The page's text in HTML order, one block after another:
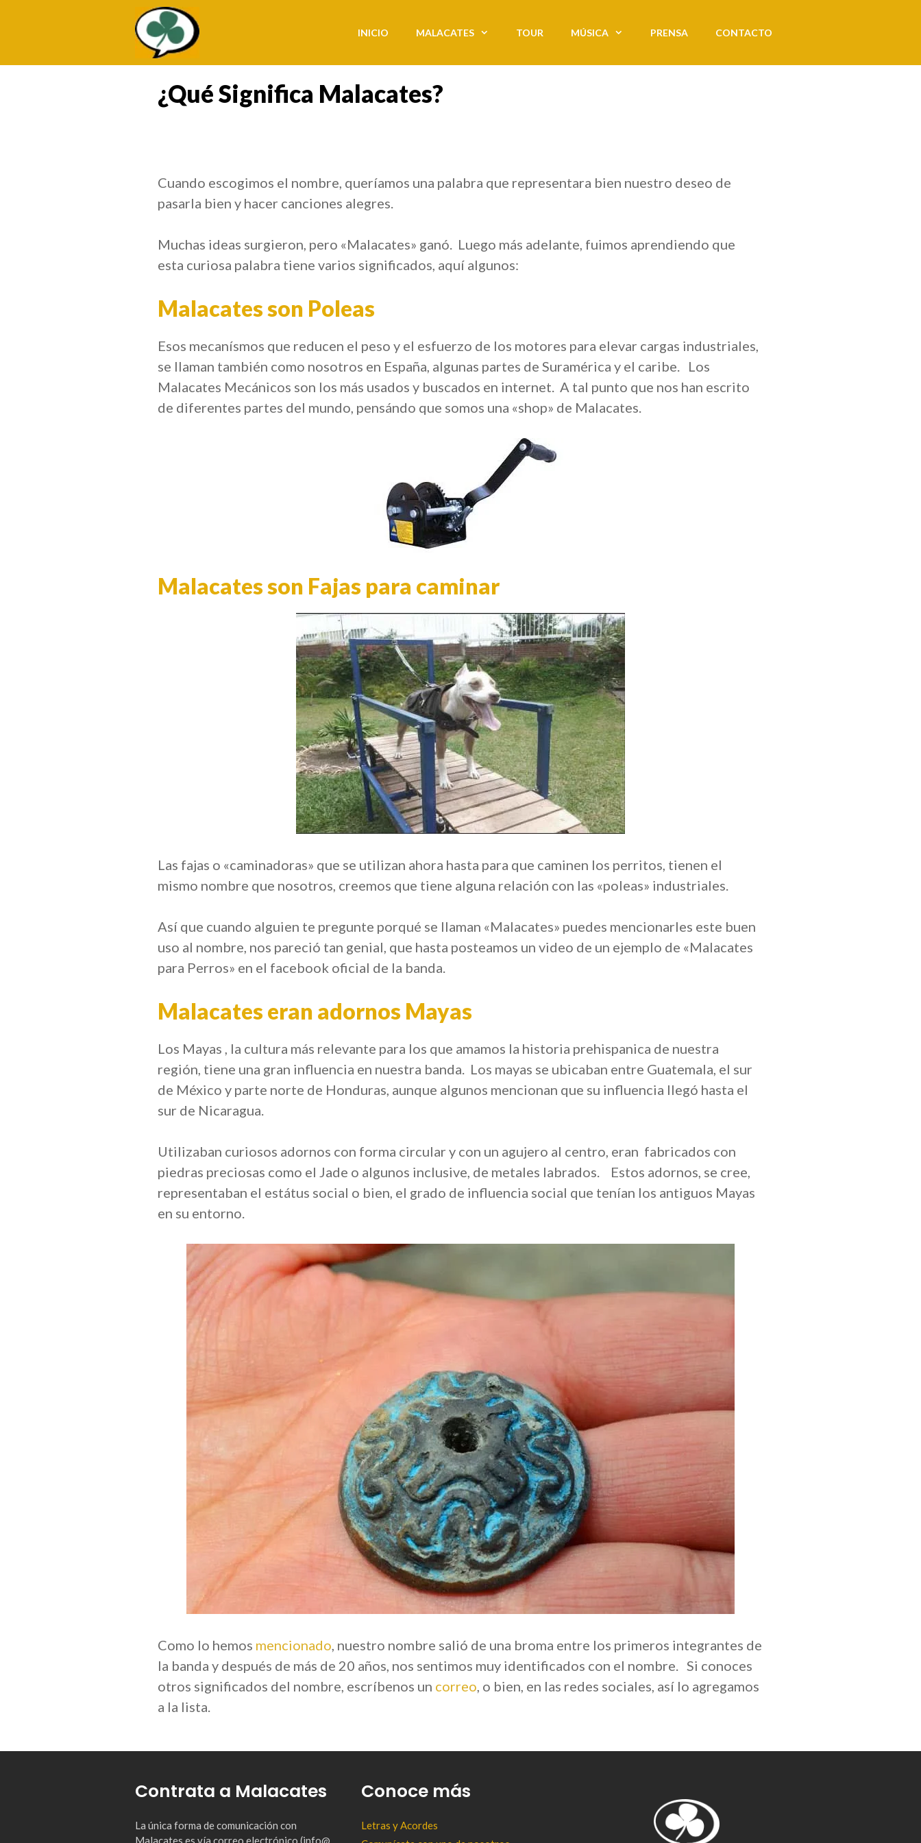
INICIO MALACATES TOUR MÚSICA PRENSA CONTACTO
¿Qué Significa Malacates?
Cuando escogimos el nombre, queríamos una palabra que representara bien nuestro deseo de
pasarla bien y hacer canciones alegres.
Muchas ideas surgieron, pero «Malacates» ganó. Luego más adelante, fuimos aprendiendo que
esta curiosa palabra tiene varios significados, aquí algunos:
Malacates son Poleas
Esos mecanísmos que reducen el peso y el esfuerzo de los motores para elevar cargas industriales,
se llaman también como nosotros en España, algunas partes de Suramérica y el caribe. Los
Malacates Mecánicos son los más usados y buscados en internet. A tal punto que nos han escrito
de diferentes partes del mundo, pensándo que somos una «shop» de Malacates.
Malacates son Fajas para caminar
Las fajas o «caminadoras» que se utilizan ahora hasta para que caminen los perritos, tienen el
mismo nombre que nosotros, creemos que tiene alguna relación con las «poleas» industriales.
Así que cuando alguien te pregunte porqué se llaman «Malacates» puedes mencionarles este buen
uso al nombre, nos pareció tan genial, que hasta posteamos un video de un ejemplo de «Malacates
para Perros» en el facebook oficial de la banda.
Malacates eran adornos Mayas
Los Mayas , la cultura más relevante para los que amamos la historia prehispanica de nuestra
región, tiene una gran influencia en nuestra banda. Los mayas se ubicaban entre Guatemala, el sur
de México y parte norte de Honduras, aunque algunos mencionan que su influencia llegó hasta el
sur de Nicaragua.
Utilizaban curiosos adornos con forma circular y con un agujero al centro, eran fabricados con
piedras preciosas como el Jade o algunos inclusive, de metales labrados. Estos adornos, se cree,
representaban el estátus social o bien, el grado de influencia social que tenían los antiguos Mayas
en su entorno.
Como lo hemos mencionado, nuestro nombre salió de una broma entre los primeros integrantes de
la banda y después de más de 20 años, nos sentimos muy identificados con el nombre. Si conoces
otros significados del nombre, escríbenos un correo, o bien, en las redes sociales, así lo agregamos
a la lista.
Contrata a Malacates
La única forma de comunicación con
Malacates es vía correo electrónico (info@
Conoce más
Letras y Acordes